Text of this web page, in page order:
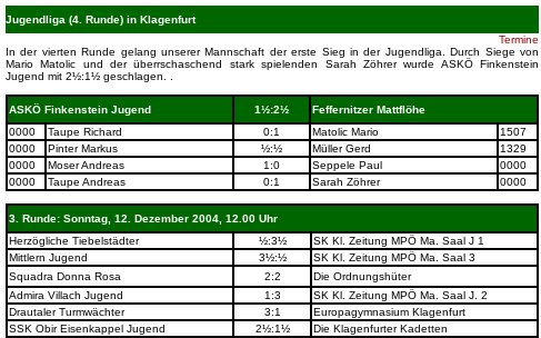
Jugendliga (4. Runde) in Klagenfurt
Termine
In der vierten Runde gelang unserer Mannschaft der erste Sieg in der Jugendliga. Durch Siege von
Mario Matolic und der überrschaschend stark spielenden Sarah Zöhrer wurde ASKÖ Finkenstein
Jugend mit 2½:1½ geschlagen. .
ASKÖ Finkenstein Jugend 1½:2½
Feffernitzer Mattflöhe
0000
Taupe Richard 0:1 Matolic Mario
1507
0000
Pinter Markus ½:½ Müller Gerd
1329
0000
Moser Andreas 1:0 Seppele Paul
0000
0000
Taupe Andreas 0:1 Sarah Zöhrer 0000
3. Runde: Sonntag, 12. Dezember 2004, 12.00 Uhr
Herzögliche Tiebelstädter
½:3½
SK Kl. Zeitung MPÖ Ma. Saal J 1
Mittlern Jugend
3½:½
SK Kl. Zeitung MPÖ Ma. Saal 3
Squadra Donna Rosa
2:2
Die Ordnungshüter
Admira Villach Jugend
1:3
SK Kl. Zeitung MPÖ Ma. Saal J. 2
Drautaler Turmwächter
3:1
Europagymnasium Klagenfurt
SSK Obir Eisenkappel Jugend
2½:1½
Die Klagenfurter Kadetten